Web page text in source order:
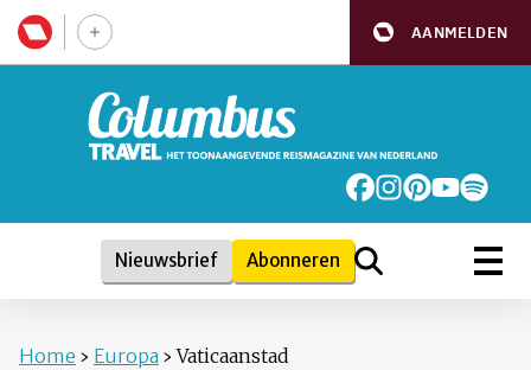
AANMELDEN
Nieuwsbrief Abonneren
Home › Europa › Vaticaanstad